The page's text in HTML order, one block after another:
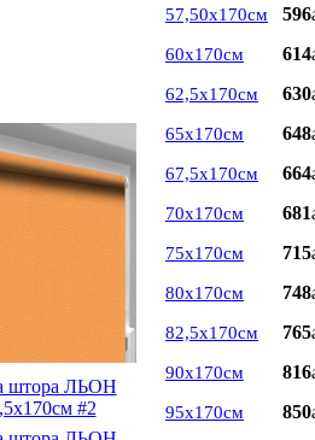
57,50х170см 596
60х170см 614
62,5х170см 630
65х170см 648
67,5х170см 664
70х170см 681
75х170см 715
80х170см 748
82,5х170см 765
90х170см 816
95х170см 850